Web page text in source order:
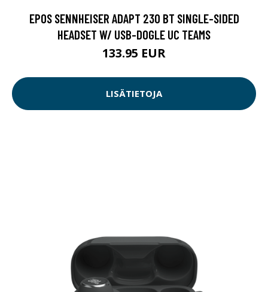
EPOS SENNHEISER ADAPT 230 BT SINGLE-SIDED
HEADSET W/ USB-DOGLE UC TEAMS
133.95 EUR
LISÄTIETOJA